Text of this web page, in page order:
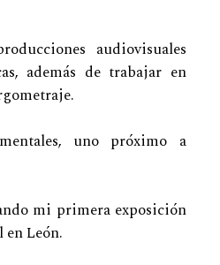
audiovisuales
además de trabajar en
uno próximo a
mi primera exposición
León.